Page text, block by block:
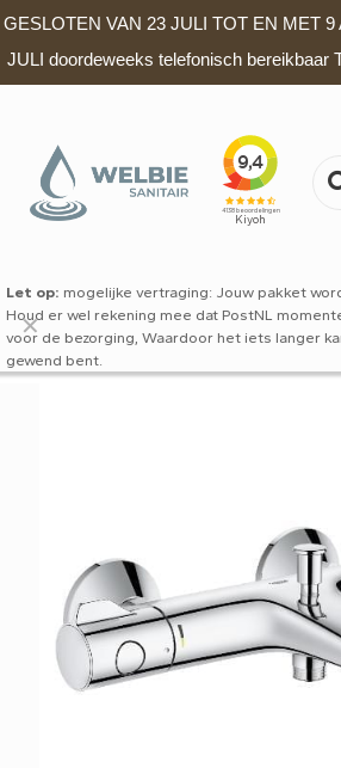
GESLOTEN VAN 23 JULI TOT EN MET
JULI doordeweeks telefonisch bereikbaar
Let op: mogelijke vertraging: Jouw pakket
Houd er wel rekening mee dat PostNL
voor de bezorging, Waardoor het iets langer
gewend bent.
✕